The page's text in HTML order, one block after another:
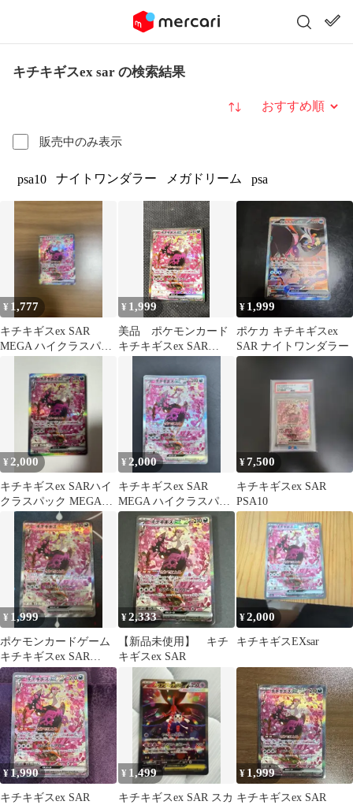
キチキギスex sar の検索結果
販売中のみ表示
並び替え
psa10 ナイトワンダラー メガドリーム psa
¥ 1,777
キチキギスex SAR
MEGA ハイクラスパッ
¥ 1,999
美品 ポケモンカード
キチキギスex SAR
¥ 1,999
ポケカ キチキギスex
SAR ナイトワンダラー
¥ 2,000
キチキギスex SARハイ
クラスパック MEGAド
¥ 2,000
キチキギスex SAR
MEGA ハイクラスパッ
ク MEGAドリームex
¥7,500
キチキギスex SAR
PSA10
¥ 1,999
ポケモンカードゲーム
キチキギスex SAR
244/193
¥2,333
【新品未使用】 キチ
キギスex SAR
¥2,000
キチキギスEXsar
¥ 1,990
キチキギスex SAR
¥ 1,499
キチキギスex SAR スカ
¥ 1,999
キチキギスex SAR